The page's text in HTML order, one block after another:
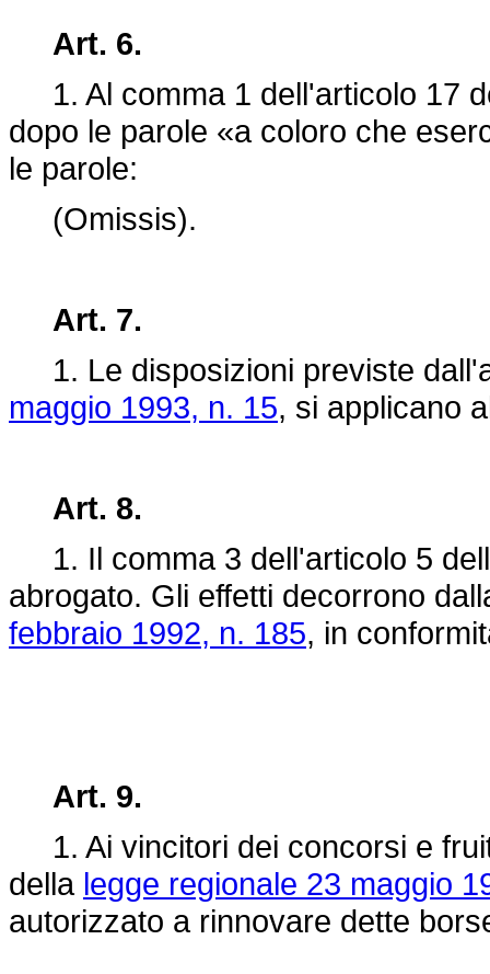
Art. 6.
1. Al comma 1 dell'articolo 17
dopo le parole «a coloro che
le parole:
(Omissis).
Art. 7.
1. Le disposizioni previste
maggio 1993, n. 15, si applicano
Art. 8.
1. Il comma 3 dell'articolo 5
abrogato. Gli effetti decorrono
febbraio 1992, n. 185, in
Art. 9.
1. Ai vincitori dei concorsi e
della legge regionale 23 maggio
autorizzato a rinnovare dette